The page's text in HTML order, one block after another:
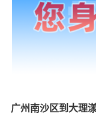
广州南沙区到大理